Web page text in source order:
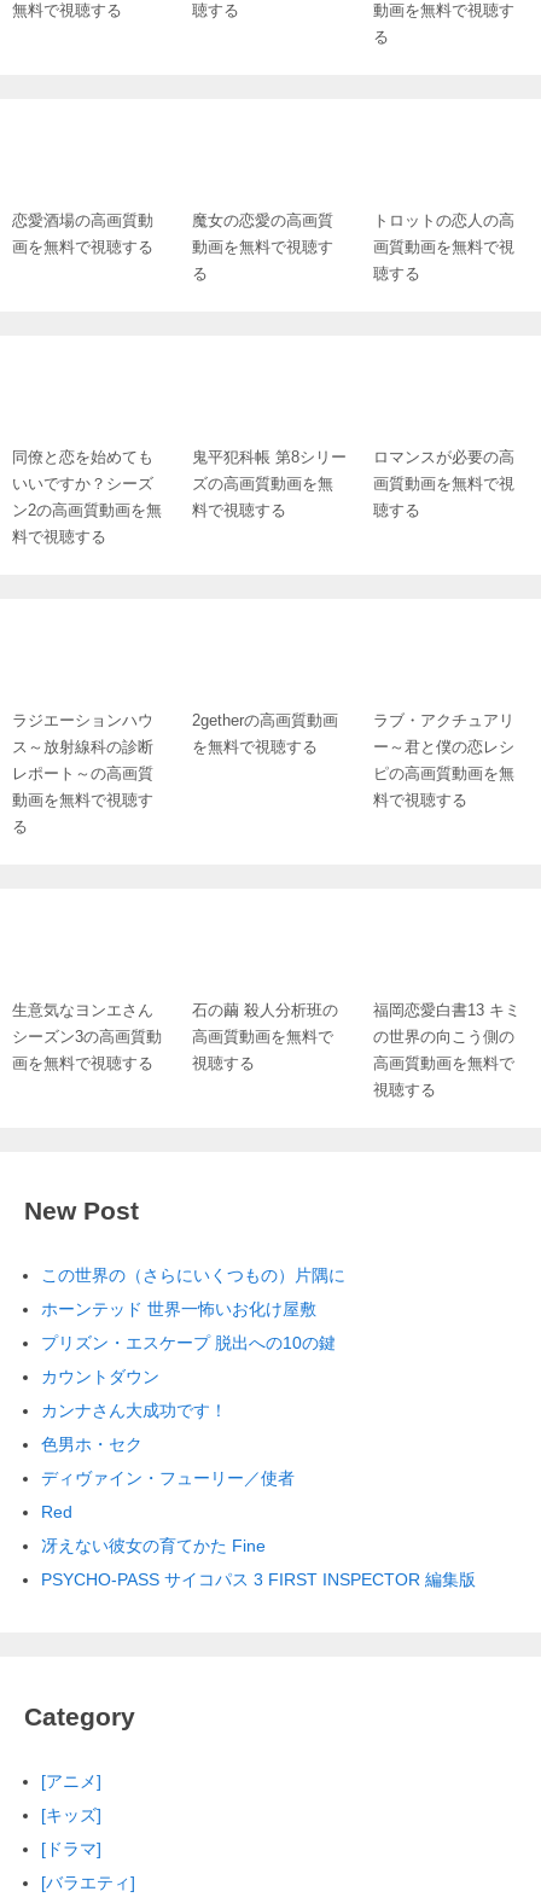
無料で視聴する
聴する
動画を無料で視聴す
る
恋愛酒場の高画質動
画を無料で視聴する
魔女の恋愛の高画質
動画を無料で視聴す
る
トロットの恋人の高
画質動画を無料で視
聴する
同僚と恋を始めても
いいですか？シーズ
ン2の高画質動画を無
料で視聴する
鬼平犯科帳 第8シリー
ズの高画質動画を無
料で視聴する
ロマンスが必要の高
画質動画を無料で視
聴する
ラジエーションハウ
ス～放射線科の診断
レポート～の高画質
動画を無料で視聴す
る
2getherの高画質動画
を無料で視聴する
ラブ・アクチュアリ
ー～君と僕の恋レシ
ピの高画質動画を無
料で視聴する
生意気なヨンエさん
シーズン3の高画質動
画を無料で視聴する
石の繭 殺人分析班の
高画質動画を無料で
視聴する
福岡恋愛白書13 キミ
の世界の向こう側の
高画質動画を無料で
視聴する
New Post
この世界の（さらにいくつもの）片隅に
ホーンテッド 世界一怖いお化け屋敷
プリズン・エスケープ 脱出への10の鍵
カウントダウン
カンナさん大成功です！
色男ホ・セク
ディヴァイン・フューリー／使者
Red
冴えない彼女の育てかた Fine
PSYCHO-PASS サイコパス 3 FIRST INSPECTOR 編集版
Category
[アニメ]
[キッズ]
[ドラマ]
[バラエティ]